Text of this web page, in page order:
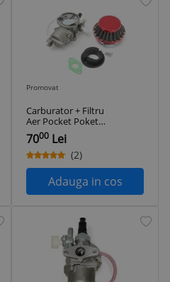
Promovat
Carburator + Filtru
Aer Pocket Poket
Byke Bike Mini ATV
7000 Lei
(2)
Adauga in cos